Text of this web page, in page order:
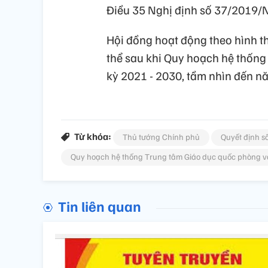
Điều 35 Nghị định số 37/2019/
Hội đồng hoạt động theo hình
thể sau khi Quy hoạch hệ
kỳ 2021 - 2030, tầm nhìn đến
Từ khóa: Thủ tướng Chính phủ
Quyết định
Quy hoạch hệ thống Trung tâm Giáo dục quốc phòng
Tin liên quan